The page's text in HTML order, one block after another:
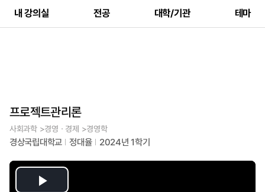
내 강의실 전공 대학/기관 테마
프로젝트관리론
사회과학 >경영ㆍ경제 >경영학
경상국립대학교 정대율 2024년 1학기